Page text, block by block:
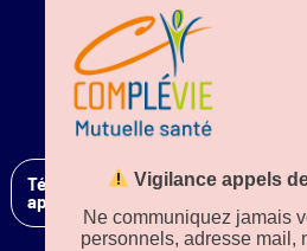
Téléchargez notre
application sur
Vigilance appels
Ne communiquez jamais
personnels, adresse mail,